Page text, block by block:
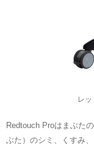
レ
Redtouch Proはまぶた
ぶた）のシミ、くすみ